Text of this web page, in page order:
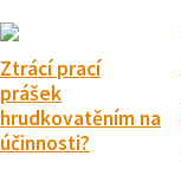
Ztrácí prací
prášek
hrudkovatěním na
účinnosti?